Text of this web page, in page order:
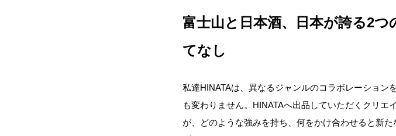
富士山と日本酒、日本が誇る2
てなし
私達HINATAは、異なるジャンルのコラボレーション
も変わりません。HINATAへ出品していただくクリ
が、どのような強みを持ち、何をかけ合わせると新